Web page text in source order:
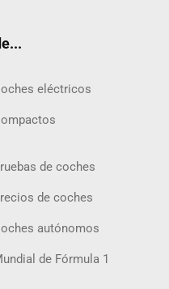
eléctricos
de coches
de coches
autónomos
de Fórmula 1